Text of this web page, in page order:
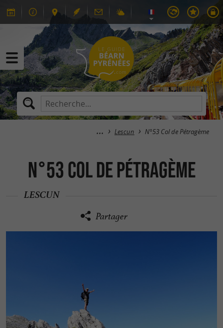
Lescun N°53 Col de Pétragème
N°53 Col de Pétragème
LESCUN
Partager